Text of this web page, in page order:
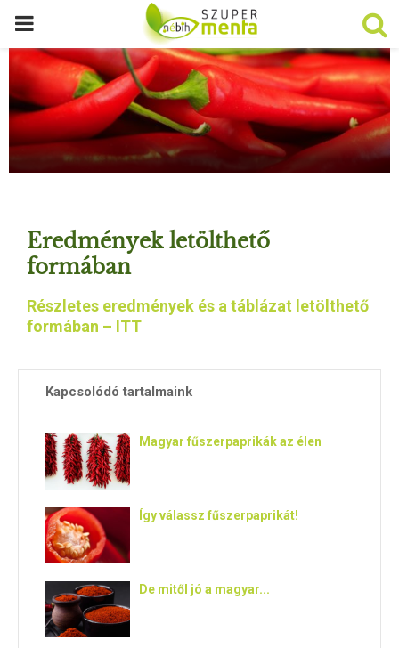
P
R
I
M
R
Eredmények letölthető
formában
Részletes eredmények és a táblázat letölthető
formában – ITT
Kapcsolódó tartalmaink
Magyar fűszerpaprikák az élen
Így válassz fűszerpaprikát!
De mitől jó a magyar...